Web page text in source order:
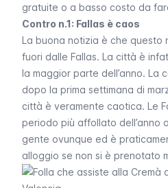
gratuite o a basso costo da
Contro n.1: Fallas è caos
La buona notizia è che questo
fuori dalle Fallas. La città è
la maggior parte dell’anno. La
dopo la prima settimana di
città è veramente caotica. Le
periodo più affollato dell’anno
gente ovunque ed è
alloggio se non si è prenotato